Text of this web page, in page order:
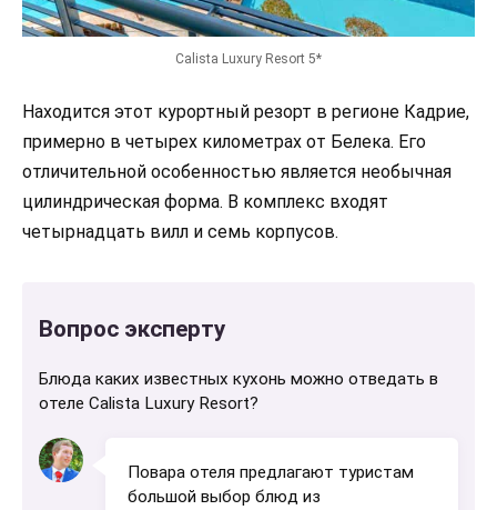
Calista Luxury Resort 5*
Находится этот курортный резорт в регионе Кадрие,
примерно в четырех километрах от Белека. Его
отличительной особенностью является необычная
цилиндрическая форма. В комплекс входят
четырнадцать вилл и семь корпусов.
Вопрос эксперту
Блюда каких известных кухонь можно отведать в
отеле Calista Luxury Resort?
Повара отеля предлагают туристам
большой выбор блюд из